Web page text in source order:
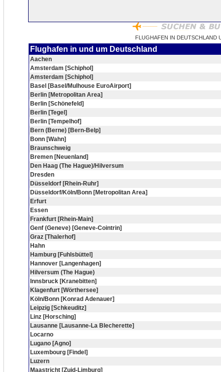
FLUGHAFEN IN DEUTSCHLAND
Flughafen in und um Deutschland
Aachen
Amsterdam [Schiphol]
Amsterdam [Schiphol]
Basel [Basel/Mulhouse EuroAirport]
Berlin [Metropolitan Area]
Berlin [Schönefeld]
Berlin [Tegel]
Berlin [Tempelhof]
Bern (Berne) [Bern-Belp]
Bonn [Wahn]
Braunschweig
Bremen [Neuenland]
Den Haag (The Hague)/Hilversum
Dresden
Düsseldorf [Rhein-Ruhr]
Düsseldorf/Köln/Bonn [Metropolitan Area]
Erfurt
Essen
Frankfurt [Rhein-Main]
Genf (Geneve) [Geneve-Cointrin]
Graz [Thalerhof]
Hahn
Hamburg [Fuhlsbüttel]
Hannover [Langenhagen]
Hilversum (The Hague)
Innsbruck [Kranebitten]
Klagenfurt [Wörthersee]
Köln/Bonn [Konrad Adenauer]
Leipzig [Schkeuditz]
Linz [Horsching]
Lausanne [Lausanne-La Blecherette]
Locarno
Lugano [Agno]
Luxembourg [Findel]
Luzern
Maastricht [Zuid-Limburg]